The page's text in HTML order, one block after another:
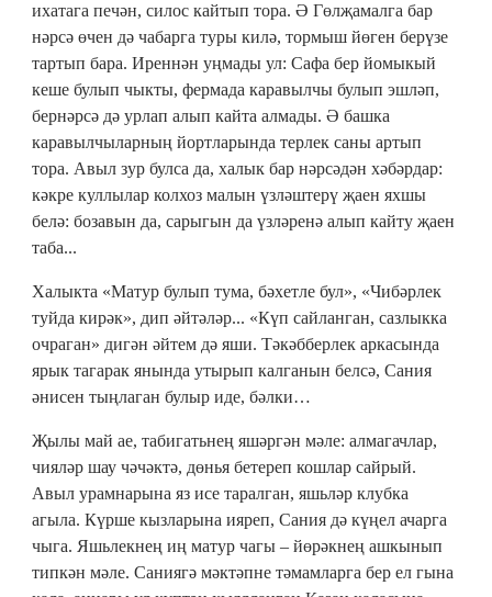
ихатага печән, силос кайтып тора. Ә Гөлҗамалга бар
нәрсә өчен дә чабарга туры килә, тормыш йөген берүзе
тартып бара. Иреннән уңмады ул: Сафа бер йомыкый
кеше булып чыкты, фермада каравылчы булып эшләп,
бернәрсә дә урлап алып кайта алмады. Ә башка
каравылчыларның йортларында терлек саны артып
тора. Авыл зур булса да, халык бар нәрсәдән хәбәрдар:
кәкре куллылар колхоз малын үзләштерү җаен яхшы
белә: бозавын да, сарыгын да үзләренә алып кайту җаен
таба...
Халыкта «Матур булып тума, бәхетле бул», «Чибәрлек
туйда кирәк», дип әйтәләр... «Күп сайланган, сазлыкка
очраган» дигән әйтем дә яши. Тәкәбберлек аркасында
ярык тагарак янында утырып калганын белсә, Сания
әнисен тыңлаган булыр иде, бәлки…
Җылы май ае, табигатьнең яшәргән мәле: алмагачлар,
чияләр шау чәчәктә, дөнья бетереп кошлар сайрый.
Авыл урамнарына яз исе таралган, яшьләр клубка
агыла. Күрше кызларына ияреп, Сания дә күңел ачарга
чыга. Яшьлекнең иң матур чагы – йөрәкнең ашкынып
типкән мәле. Саниягә мәктәпне тәмамларга бер ел гына